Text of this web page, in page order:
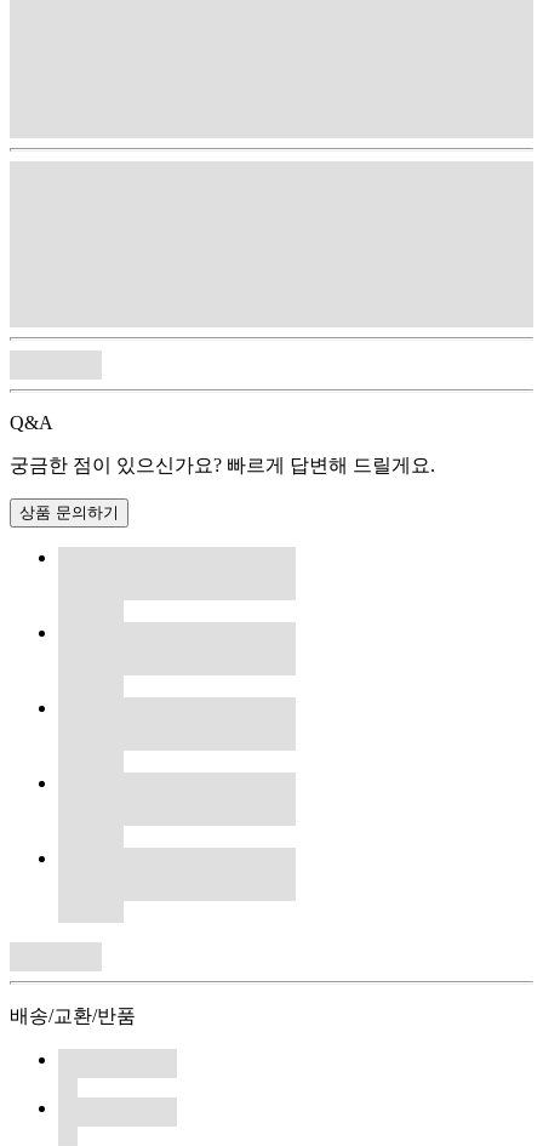
Q&A
궁금한 점이 있으신가요? 빠르게 답변해 드릴게요.
상품 문의하기
배송/교환/반품